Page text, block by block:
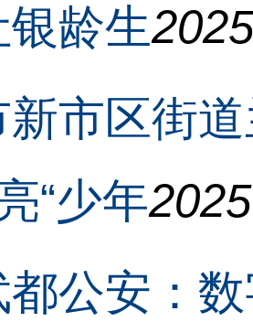
龄生
新市区街
“少年
都公安：